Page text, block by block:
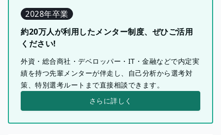
2028年卒業
約20万人が利用したメンター制度、ぜひご活用
ください!
外資・総合商社・デベロッパー・IT・金融などで内定実
績を持つ先輩メンターが伴走し、自己分析から選考対
策、特別選考ルートまで直接相談できます。
さらに詳しく